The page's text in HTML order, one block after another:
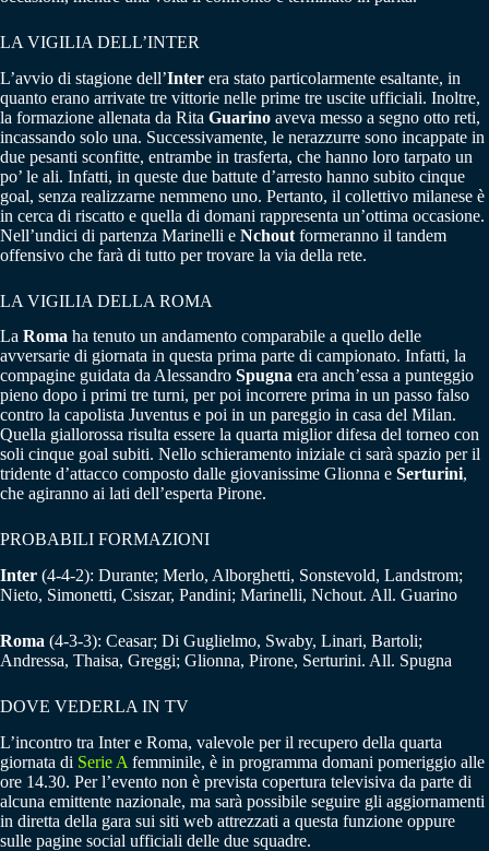
LA VIGILIA DELL’INTER
L’avvio di stagione dell’Inter era stato particolarmente esaltante, in
quanto erano arrivate tre vittorie nelle prime tre uscite ufficiali. Inoltre,
la formazione allenata da Rita Guarino aveva messo a segno otto reti,
incassando solo una. Successivamente, le nerazzurre sono incappate in
due pesanti sconfitte, entrambe in trasferta, che hanno loro tarpato un
po’ le ali. Infatti, in queste due battute d’arresto hanno subito cinque
goal, senza realizzarne nemmeno uno. Pertanto, il collettivo milanese è
in cerca di riscatto e quella di domani rappresenta un’ottima occasione.
Nell’undici di partenza Marinelli e Nchout formeranno il tandem
offensivo che farà di tutto per trovare la via della rete.
LA VIGILIA DELLA ROMA
La Roma ha tenuto un andamento comparabile a quello delle
avversarie di giornata in questa prima parte di campionato. Infatti, la
compagine guidata da Alessandro Spugna era anch’essa a punteggio
pieno dopo i primi tre turni, per poi incorrere prima in un passo falso
contro la capolista Juventus e poi in un pareggio in casa del Milan.
Quella giallorossa risulta essere la quarta miglior difesa del torneo con
soli cinque goal subiti. Nello schieramento iniziale ci sarà spazio per il
tridente d’attacco composto dalle giovanissime Glionna e Serturini,
che agiranno ai lati dell’esperta Pirone.
PROBABILI FORMAZIONI
Inter (4-4-2): Durante; Merlo, Alborghetti, Sonstevold, Landstrom;
Nieto, Simonetti, Csiszar, Pandini; Marinelli, Nchout. All. Guarino
Roma (4-3-3): Ceasar; Di Guglielmo, Swaby, Linari, Bartoli;
Andressa, Thaisa, Greggi; Glionna, Pirone, Serturini. All. Spugna
DOVE VEDERLA IN TV
L’incontro tra Inter e Roma, valevole per il recupero della quarta
giornata di Serie A femminile, è in programma domani pomeriggio alle
ore 14.30. Per l’evento non è prevista copertura televisiva da parte di
alcuna emittente nazionale, ma sarà possibile seguire gli aggiornamenti
in diretta della gara sui siti web attrezzati a questa funzione oppure
sulle pagine social ufficiali delle due squadre.